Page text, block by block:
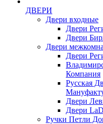
ДВЕРИ
Двери входные
Двери
Двери
Двери
Двери
Компания
Русская
Двери
Двери
Ручки Петли